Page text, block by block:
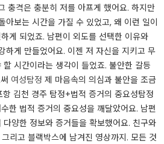
충격은 충분히 저를 아프게 했어요. 하지만
아보는 시간을 가질 수 있었고, 왜 이런 일이
게 되었죠. ​남편이 외도를 선택한 이유와
하게 만들었어요. 이젠 저 자신을 지키고 무
시간이라는 생각이 들었죠. 불안한 갈등
여성탐정 제 마음속의 의심과 불안을 조금
김천 경주 탐정+법적 증거의 중요성탐정
한 법적 증거의 중요성을 깨달았어요. 남편
양한 정보와 증거들을 확보했어요. 친구와
리고 블랙박스에 남겨진 영상까지. 모든 것